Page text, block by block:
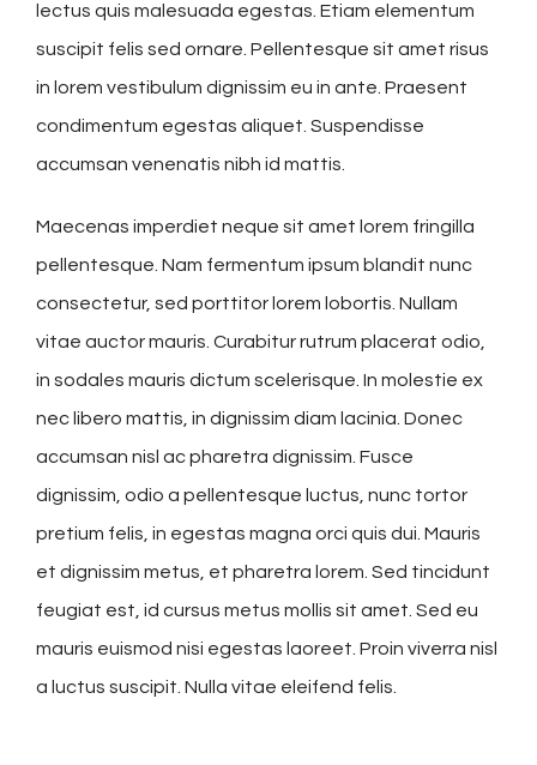
lectus quis malesuada egestas. Etiam elementum
suscipit felis sed ornare. Pellentesque sit amet risus
in lorem vestibulum dignissim eu in ante. Praesent
condimentum egestas aliquet. Suspendisse
accumsan venenatis nibh id mattis.
Maecenas imperdiet neque sit amet lorem fringilla
pellentesque. Nam fermentum ipsum blandit nunc
consectetur, sed porttitor lorem lobortis. Nullam
vitae auctor mauris. Curabitur rutrum placerat odio,
in sodales mauris dictum scelerisque. In molestie ex
nec libero mattis, in dignissim diam lacinia. Donec
accumsan nisl ac pharetra dignissim. Fusce
dignissim, odio a pellentesque luctus, nunc tortor
pretium felis, in egestas magna orci quis dui. Mauris
et dignissim metus, et pharetra lorem. Sed tincidunt
feugiat est, id cursus metus mollis sit amet. Sed eu
mauris euismod nisi egestas laoreet. Proin viverra nisl
a luctus suscipit. Nulla vitae eleifend felis.